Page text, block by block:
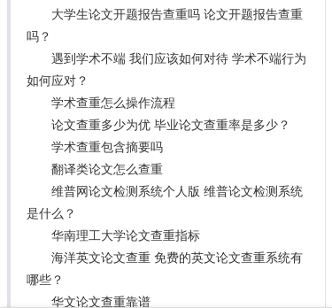
大学生论文开题报告查重吗 论文开题报告查重
吗？
遇到学术不端 我们应该如何对待 学术不端行为
如何应对？
学术查重怎么操作流程
论文查重多少为优 毕业论文查重率是多少？
学术查重包含摘要吗
翻译类论文怎么查重
维普网论文检测系统个人版 维普论文检测系统
是什么？
华南理工大学论文查重指标
海洋英文论文查重 免费的英文论文查重系统有
哪些？
华文论文查重靠谱